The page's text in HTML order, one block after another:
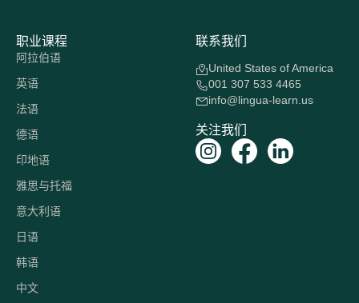
职业课程
阿拉伯语
英语
法语
德语
印地语
雅思与托福
意大利语
日语
韩语
中文
联系我们
United States of America
001 307 533 4465
info@lingua-learn.us
关注我们